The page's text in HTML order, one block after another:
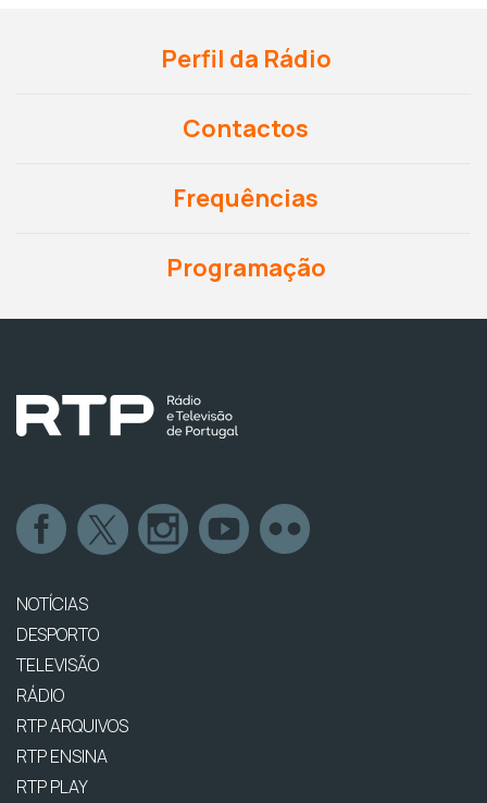
Perfil da Rádio
Contactos
Frequências
Programação
NOTÍCIAS
DESPORTO
TELEVISÃO
RÁDIO
RTP ARQUIVOS
RTP ENSINA
RTP PLAY